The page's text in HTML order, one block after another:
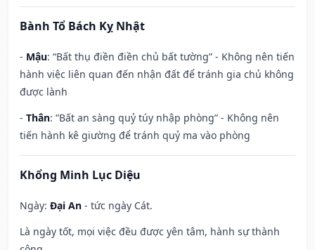
Bành Tổ Bách Kỵ Nhật
- Mậu: “Bất thụ điền điền chủ bất tường” - Không nên tiến
hành việc liên quan đến nhận đất để tránh gia chủ không
được lành
- Thân: “Bất an sàng quỷ túy nhập phòng” - Không nên
tiến hành kê giường để tránh quỷ ma vào phòng
Khổng Minh Lục Diệu
Ngày: Đại An - tức ngày Cát.
Là ngày tốt, mọi việc đều được yên tâm, hành sự thành